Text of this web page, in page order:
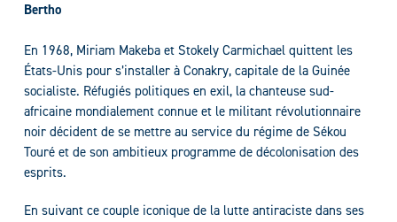
Bertho
En 1968, Miriam Makeba et Stokely Carmichael quittent les
États-Unis pour s’installer à Conakry, capitale de la Guinée
socialiste. Réfugiés politiques en exil, la chanteuse sud-
africaine mondialement connue et le militant révolutionnaire
noir décident de se mettre au service du régime de Sékou
Touré et de son ambitieux programme de décolonisation des
esprits.
En suivant ce couple iconique de la lutte antiraciste dans ses